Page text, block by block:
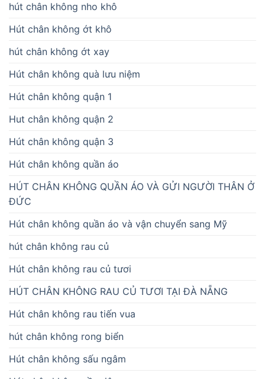
hút chân không nho khô
Hút chân không ớt khô
hút chân không ớt xay
Hút chân không quà lưu niệm
Hút chân không quận 1
Hut chân không quận 2
Hút chân không quận 3
Hút chân không quần áo
HÚT CHÂN KHÔNG QUẦN ÁO VÀ GỬI NGƯỜI THÂN Ở
ĐỨC
Hút chân không quần áo và vận chuyển sang Mỹ
hút chân không rau củ
Hút chân không rau củ tươi
HÚT CHÂN KHÔNG RAU CỦ TƯƠI TẠI ĐÀ NẴNG
Hút chân không rau tiến vua
hút chân không rong biển
Hút chân không sấu ngâm